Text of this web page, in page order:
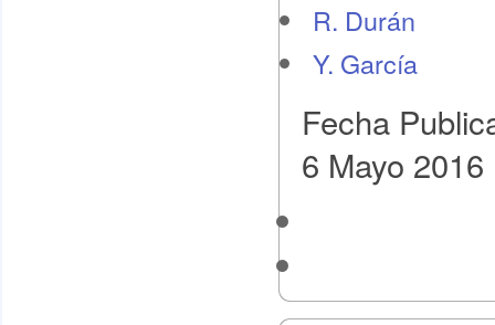
R. Durán
Y. García
Fecha
6 Mayo 2016